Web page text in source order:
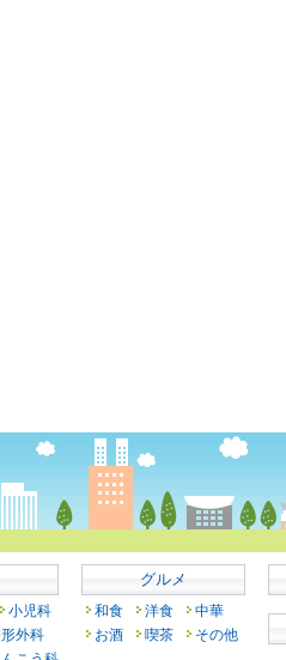
小児科
外科
グルメ
和食 洋食
中華
お酒
喫茶 その他